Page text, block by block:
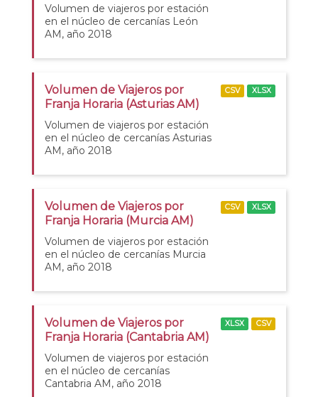
Volumen de viajeros por estación
en el núcleo de cercanías León
AM, año 2018
Volumen de Viajeros por
Franja Horaria (Asturias AM)
Volumen de viajeros por estación
en el núcleo de cercanías Asturias
AM, año 2018
CSV XLSX
Volumen de Viajeros por
Franja Horaria (Murcia AM)
Volumen de viajeros por estación
en el núcleo de cercanías Murcia
AM, año 2018
CSV XLSX
Volumen de Viajeros por
Franja Horaria (Cantabria AM)
Volumen de viajeros por estación
en el núcleo de cercanías
Cantabria AM, año 2018
XLSX CSV